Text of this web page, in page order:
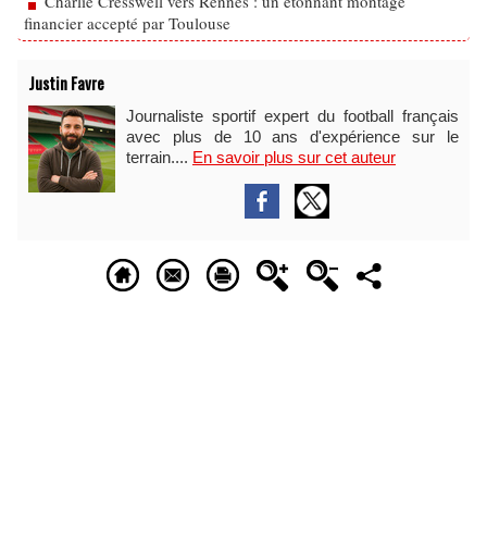
financier accepté par Toulouse
Justin Favre
Journaliste sportif expert du football français
avec plus de 10 ans d'expérience sur le
terrain.... En savoir plus sur cet auteur